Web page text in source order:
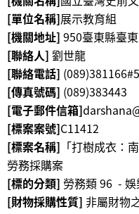
參
觀
展
覽
學
習
探
索
認
識
[單位名稱]展示教育組
[機關地址] 950臺東縣臺
[聯絡人] 劉世龍
[聯絡電話]
[傳真號碼] (089)383443
[電子郵件信箱]
[標案案號]C11412
[標案名稱] 「打樹成衣：
勞務採購案
[標的分類] 勞務類 96 -
[財物採購性質] 非屬財物